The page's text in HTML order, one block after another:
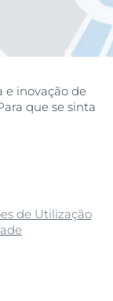
e inovação de
que se sinta
de Utilização